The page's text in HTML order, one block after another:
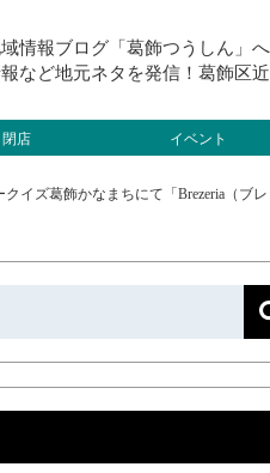
情報ブログ「葛飾つうしん」
など地元ネタを発信！葛飾区
閉店 イベント
クイズ葛飾かなまちにて「Brezeria（